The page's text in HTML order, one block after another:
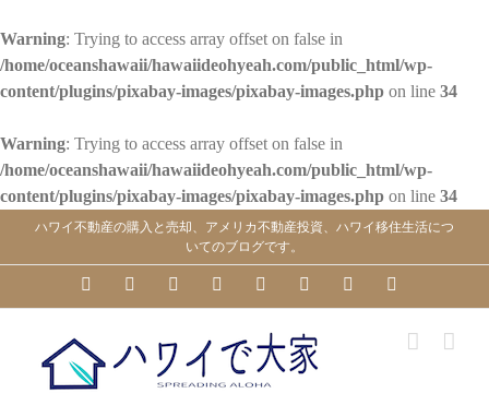
Warning: Trying to access array offset on false in
/home/oceanshawaii/hawaiideohyeah.com/public_html/wp-
content/plugins/pixabay-images/pixabay-images.php on line 34
Warning: Trying to access array offset on false in
/home/oceanshawaii/hawaiideohyeah.com/public_html/wp-
content/plugins/pixabay-images/pixabay-images.php on line 34
ハワイ不動産の購入と売却、アメリカ不動産投資、ハワイ移住生活につ
いてのブログです。
YouTubeFacebookInstagramLinkedInSkype PinterestTumblr